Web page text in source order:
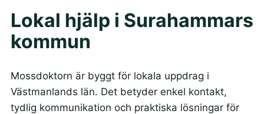
Lokal hjälp i Surahammars
kommun
Mossdoktorn är byggt för lokala uppdrag i
Västmanlands län. Det betyder enkel kontakt,
tydlig kommunikation och praktiska lösningar för